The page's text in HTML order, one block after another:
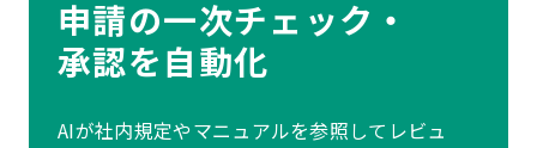
申請の一次チェック・
承認を自動化
AIが社内規定やマニュアルを参照してレビュ